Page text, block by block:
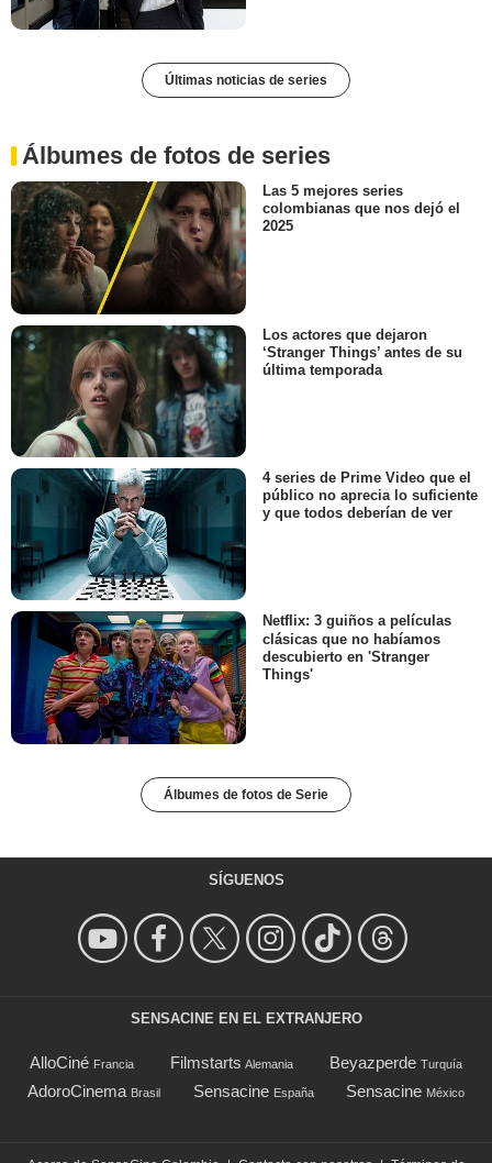
Últimas noticias de series
Álbumes de fotos de series
Las 5 mejores series
colombianas que nos dejó el
2025
Los actores que dejaron
‘Stranger Things’ antes de su
última temporada
4 series de Prime Video que el
público no aprecia lo suficiente
y que todos deberían de ver
Netflix: 3 guiños a películas
clásicas que no habíamos
descubierto en 'Stranger
Things'
Álbumes de fotos de Serie
SÍGUENOS
SENSACINE EN EL EXTRANJERO
AlloCiné Francia Filmstarts Alemania Beyazperde Turquía
AdoroCinema Brasil Sensacine España Sensacine México